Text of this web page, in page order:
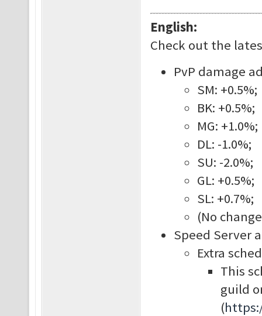
English:
Check out the
PvP damage
SM: +0.5%;
BK: +0.5%;
MG: +1.0%;
DL: -1.0%;
SU: -2.0%;
GL: +0.5%;
SL: +0.7%;
(No
Speed Server
Extra
This
guild
(